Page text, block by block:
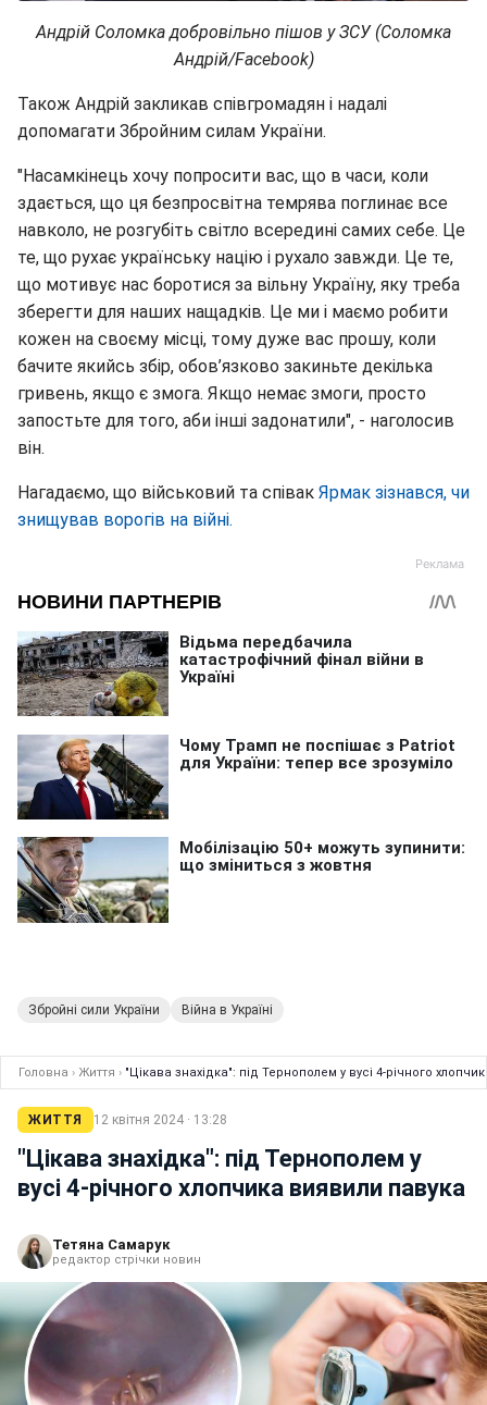
Андрій Соломка добровільно пішов у ЗСУ (Соломка
Андрій/Facebook)
Також Андрій закликав співгромадян і надалі
допомагати Збройним силам України.
"Насамкінець хочу попросити вас, що в часи, коли
здається, що ця безпросвітна темрява поглинає все
навколо, не розгубіть світло всередині самих себе. Це
те, що рухає українську націю і рухало завжди. Це те,
що мотивує нас боротися за вільну Україну, яку треба
зберегти для наших нащадків. Це ми і маємо робити
кожен на своєму місці, тому дуже вас прошу, коли
бачите якийсь збір, обов’язково закиньте декілька
гривень, якщо є змога. Якщо немає змоги, просто
запостьте для того, аби інші задонатили", - наголосив
він.
Нагадаємо, що військовий та співак Ярмак зізнався, чи
знищував ворогів на війні.
Збройні сили України Війна в Україні
Головна › Життя › "Цікава знахідка": під Тернополем у вусі 4-річного
ЖИТТЯ 12 квітня 2024 · 13:28
"Цікава знахідка": під Тернополем у
вусі 4-річного хлопчика виявили павука
Тетяна Самарук
редактор стрічки новин